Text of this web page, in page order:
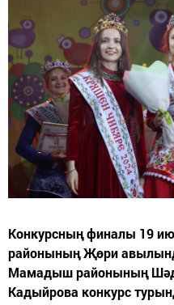
Конкурсның финалы 19
районының Җөри
Мамадыш районының
Кадыйрова конкурс